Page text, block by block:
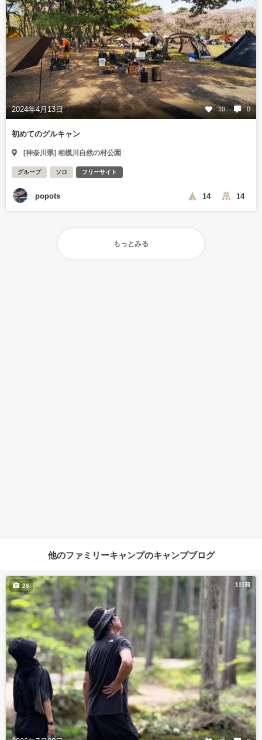
2024年4月13日 10 0
初めてのグルキャン
[神奈川県] 相模川自然の村公園
グループ ソロ フリーサイト
popots 14 14
もっとみる
他のファミリーキャンプのキャンプブログ
1日前
26